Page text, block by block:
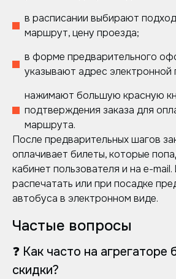
в расписании выбирают
маршрут, цену проезда;
в форме предварительного
указывают адрес
нажимают большую красную
подтверждения заказа для
маршрута.
После предварительных шагов
оплачивает билеты, которые
кабинет пользователя и на e-
распечатать или при посадке
автобуса в электронном виде.
Частые вопросы
❓ Как часто на агрегаторе
скидки?